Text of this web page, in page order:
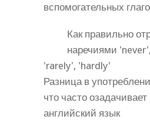
вспомогательных
Как правильно
наречиями
'rarely', 'hardly'
Разница в
что часто
английский язык